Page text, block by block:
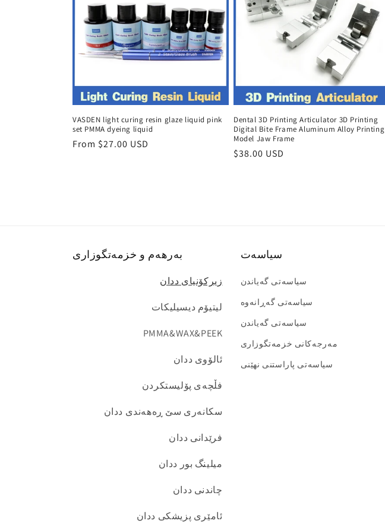
VASDEN light curing resin glaze liquid pink
set PMMA dyeing liquid
Regular
From $27.00 USD
Dental 3D Printing Articulator 3D Printing
Digital Bite Frame Aluminum Alloy Printing
Model Jaw Frame
Regular
$38.00 USD
بەرهەم و خزمەتگوزاری
زیرکۆنیای ددان
لیتیۆم دیسیلیکات
PMMA&WAX&PEEK
ئالۆوی ددان
فڵچەی پۆلیستکردن
سکانەری سێ ڕەهەندی ددان
فرێدانی ددان
میلینگ بور ددان
چاندنی ددان
ئامێری پزیشکی ددان
سیاسەت
سیاسەتی گەیاندن
سیاسەتی گەڕانەوە
سیاسەتی گەیاندن
مه‌رجه‌کانی خزمه‌تگوزاری
سیاسەتی پاراستنی نهێنی